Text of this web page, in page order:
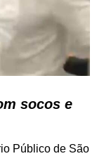
socos e
Público de São